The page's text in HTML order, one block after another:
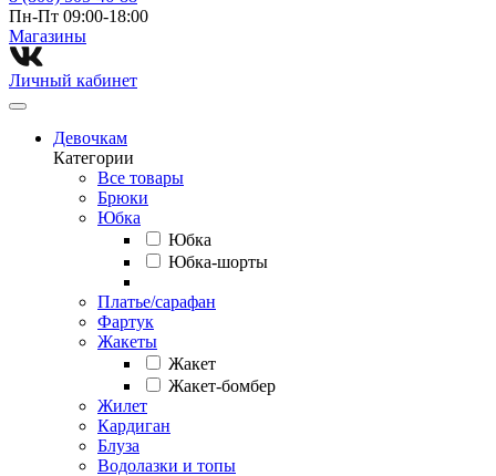
Пн-Пт 09:00-18:00
Магазины⁠
Личный кабинет
Девочкам
Категории
Все товары
Брюки
Юбка
Юбка
Юбка-шорты
Платье/сарафан
Фартук
Жакеты
Жакет
Жакет-бомбер
Жилет
Кардиган
Блуза
Водолазки и топы